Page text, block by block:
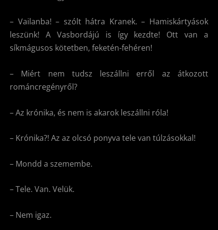
– Vailanba! – szólt hátra Kranek. – Hamiskártyások
leszünk! A Vasbordájú is így kezdte! Ott van a
síkmágusos kötetben, feketén-fehéren!
– Miért nem tudsz leszállni erről az átkozott
románcregényről?
– Az krónika, és nem is akarok leszállni róla!
– Krónika?! Az az olcsó ponyva tele van túlzásokkal!
– Mondd a szemembe.
– Tele. Van. Velük.
– Nem igaz.